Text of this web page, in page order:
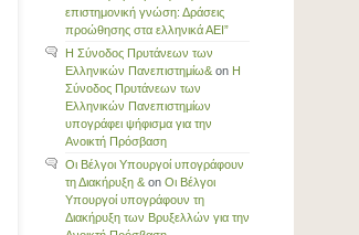
επιστημονική γνώση: Δράσεις
προώθησης στα ελληνικά ΑΕΙ”
Η Σύνοδος Πρυτάνεων των
Ελληνικών Πανεπιστημίω& on Η
Σύνοδος Πρυτάνεων των
Ελληνικών Πανεπιστημίων
υπογράφει ψήφισμα για την
Ανοικτή Πρόσβαση
Οι Βέλγοι Υπουργοί υπογράφουν
τη Διακήρυξη & on Οι Βέλγοι
Υπουργοί υπογράφουν τη
Διακήρυξη των Βρυξελλών για την